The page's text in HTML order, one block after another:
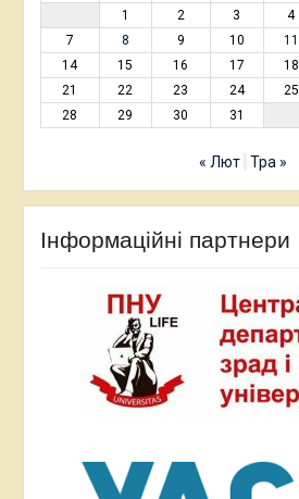
1
2 3 4
7
8 9 10 11
14
15 16 17 18
21
22 23 24 25
28
29 30 31
« Лют Тра »
Інформаційні партнери